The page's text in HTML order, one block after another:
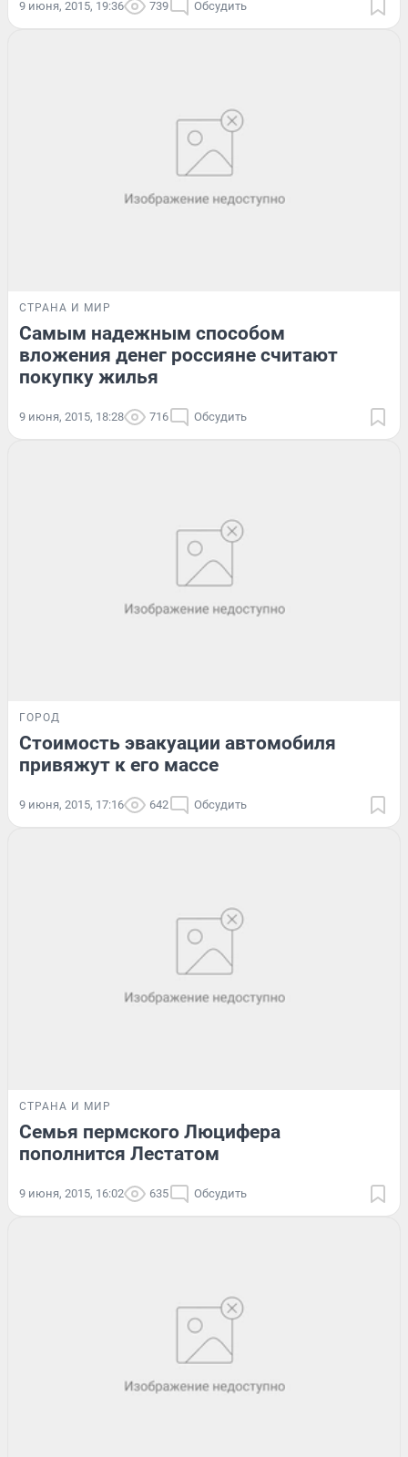
9 июня, 2015, 19:36 739 Обсудить
СТРАНА И МИР
Самым надежным способом
вложения денег россияне считают
покупку жилья
9 июня, 2015, 18:28 716 Обсудить
ГОРОД
Стоимость эвакуации автомобиля
привяжут к его массе
9 июня, 2015, 17:16 642 Обсудить
СТРАНА И МИР
Семья пермского Люцифера
пополнится Лестатом
9 июня, 2015, 16:02 635 Обсудить